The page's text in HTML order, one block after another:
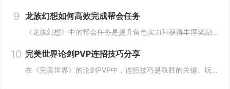
9 龙族幻想如何高效完成帮会任务
《龙族幻想》中的帮会任务是提升角色实力和获得丰厚奖励的重要途径。要高效完成帮会任务，首先需要合理安排时间，选择高效率的任务组合，如组队完成副本或集体参与帮会活动。利用好帮会资源，如经验药水、加速道具等，可以显著提高任务完成速度。积极与帮会成...
10 完美世界论剑PVP连招技巧分享
在《完美世界》的论剑PVP中，连招技巧是取胜的关键。玩家需熟练掌握角色技能的释放顺序与时机，利用控制技能打断对手的攻击节奏，同时保持自身技能的连贯性。合理利用地形和位移技能，可以有效躲避敌方攻击，创造反击机会。了解并针对不同职业的特点制定策...